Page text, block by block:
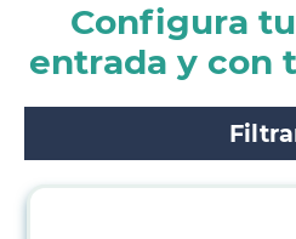
Configura
entrada y con